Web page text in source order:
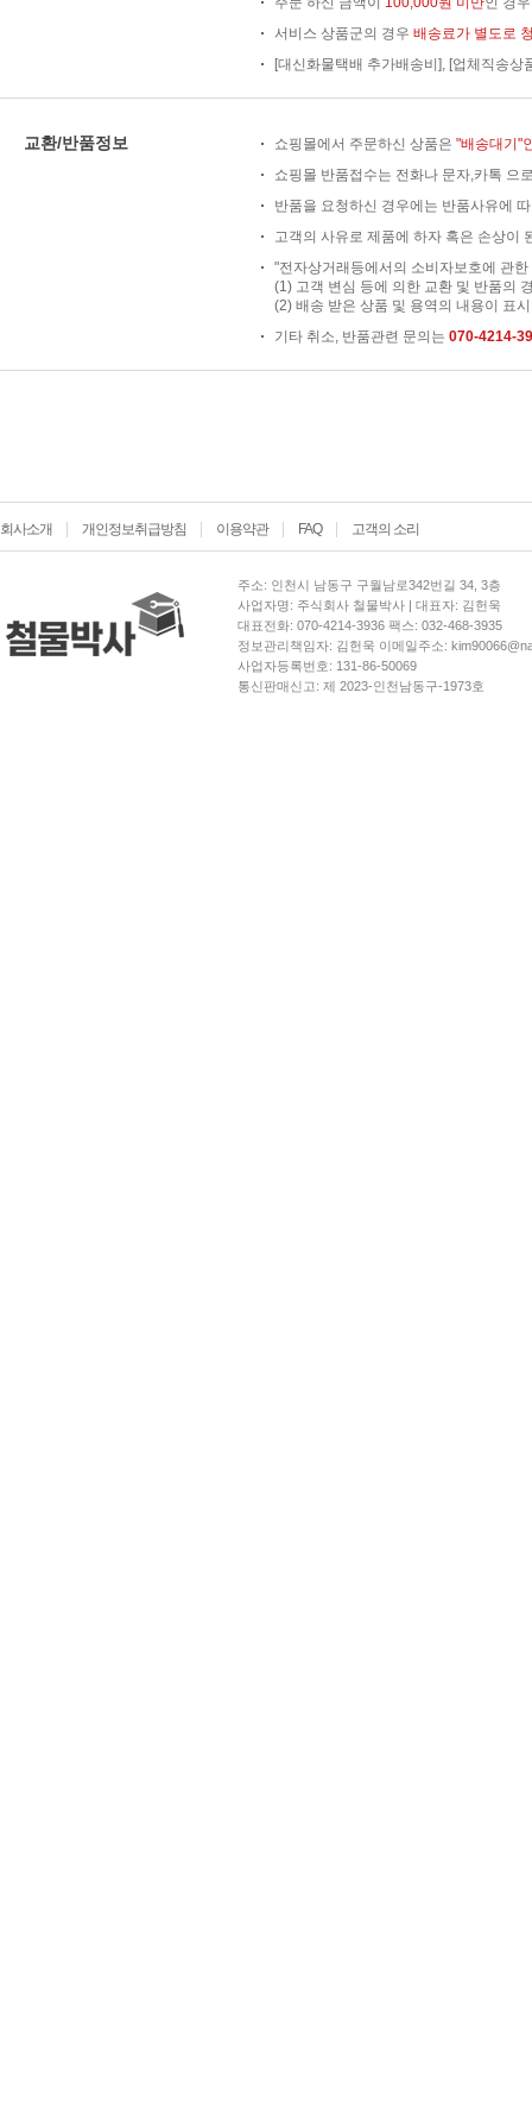
서비스 상품군의 경우 배송료가 별도로
[대신화물택배 추가배송비], [업체직송상
교환/반품정보 쇼핑몰에서 주문하신 상품은 "배송대기"
쇼핑몰 반품접수는 전화나 문자,카톡 으
반품을 요청하신 경우에는 반품사유에
고객의 사유로 제품에 하자 혹은 손상이
"전자상거래등에서의 소비자보호에 관
(1) 고객 변심 등에 의한 교환 및 반품의
(2) 배송 받은 상품 및 용역의 내용이 표
기타 취소, 반품관련 문의는 070-4214-
회사소개 개인정보취급방침 이용약관 FAQ 고객의 소리
주소: 인천시 남동구 구월남로342번길 34, 3층
사업자명: 주식회사 철물박사 | 대표자: 김헌욱
대표전화: 070-4214-3936 팩스: 032-468-3935
정보관리책임자: 김헌욱 이메일주소:
사업자등록번호: 131-86-50069
통신판매신고: 제 2023-인천남동구-1973호